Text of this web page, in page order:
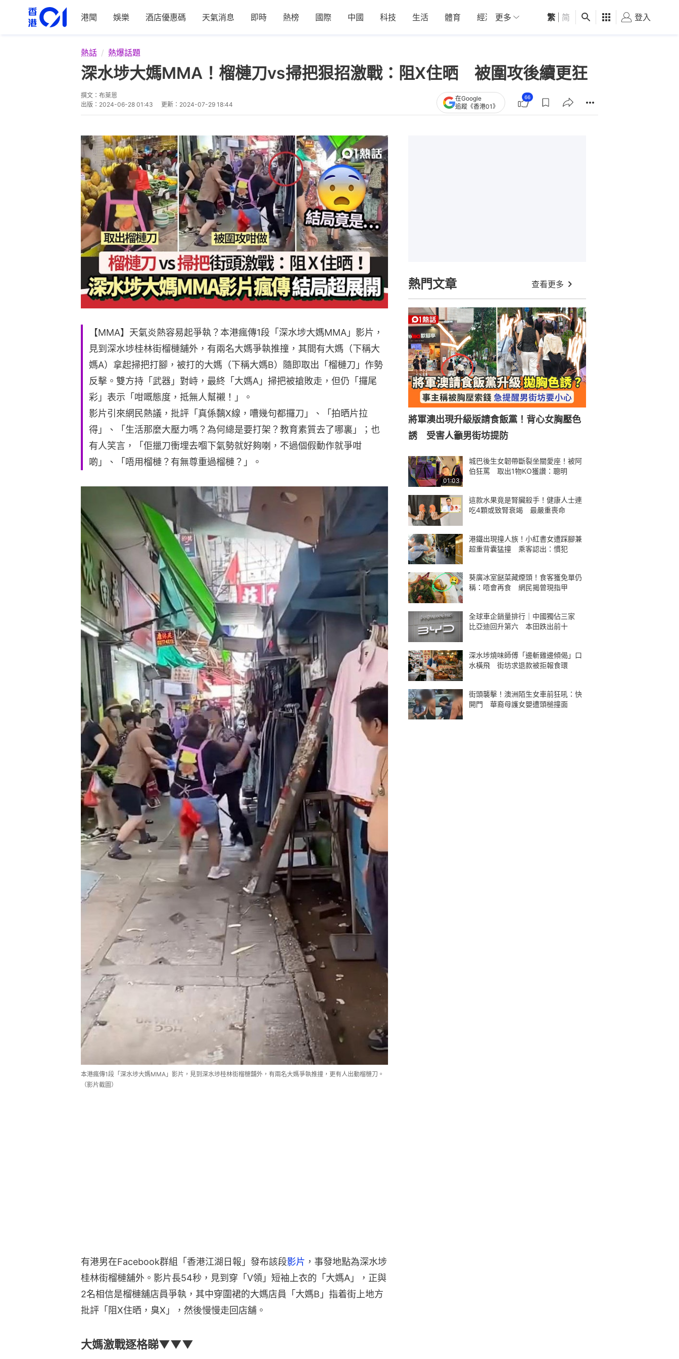
港聞 娛樂 酒店優惠碼 天氣消息 即時 熱榜 國際 中國 科技 生活 體育 經濟 01深圳 觀點 健康 好食玩飛
更多 繁 简 登入
熱話 熱爆話題
深水埗大媽MMA！榴槤刀vs掃把狠招激戰：阻X住晒 被圍攻後續更狂
撰文： 布萊恩
出版： 2024-06-28 01:43 更新： 2024-07-29 18:44
在Google
追蹤《香港01》
66
【MMA】天氣炎熱容易起爭執？本港瘋傳1段「深水埗大媽MMA」影片，
見到深水埗桂林街榴槤舖外，有兩名大媽爭執推撞，其間有大媽（下稱大
媽A）拿起掃把打腳，被打的大媽（下稱大媽B）隨即取出「榴槤刀」作勢
反擊。雙方持「武器」對峙，最終「大媽A」掃把被搶敗走，但仍「攞尾
彩」表示「咁嘅態度，抵無人幫襯！」。
影片引來網民熱議，批評「真係黐X線，嘈幾句都攞刀」、「拍晒片拉
得」、「生活那麼大壓力嗎？為何總是要打架？教育素質去了哪裏」；也
有人笑言，「佢擸刀衝埋去嗰下氣勢就好夠喇，不過個假動作就爭咁
啲」、「唔用榴槤？有無尊重過榴槤？」。
本港瘋傳1段「深水埗大媽MMA」影片，見到深水埗桂林街榴槤舖外，有兩名大媽爭執推撞，更有人出動榴槤刀。
（影片截圖）
有港男在Facebook群組「香港江湖日報」發布該段影片 ，事發地點為深水埗
桂林街榴槤舖外。影片長54秒，見到穿「V領」短袖上衣的「大媽A」，正與
2名相信是榴槤舖店員爭執，其中穿圍裙的大媽店員「大媽B」指着街上地方
批評「阻X住晒，臭X」，然後慢慢走回店舖。
大媽激戰逐格睇▼▼▼
熱門文章 查看更多
將軍澳出現升級版請食飯黨！背心女胸壓色
誘 受害人籲男街坊提防
01:03
城巴後生女韌帶斷裂坐關愛座！被阿
伯狂罵 取出1物KO獲讚：聰明
這款水果竟是腎臟殺手！健康人士連
吃4顆或致腎衰竭 最嚴重喪命
港鐵出現撞人族！小紅書女遭踩腳兼
超重背囊猛撞 乘客認出：慣犯
葵廣冰室餸菜藏煙頭！食客獲免單仍
稱：唔會再食 網民揭曾現指甲
全球車企銷量排行｜中國獨佔三家
比亞迪回升第六 本田跌出前十
深水埗燒味師傅「邊斬雞邊傾偈」口
水橫飛 街坊求退款被拒報食環
街頭襲擊！澳洲陌生女車前狂吼：快
開門 華裔母護女嬰遭頭槌撞面